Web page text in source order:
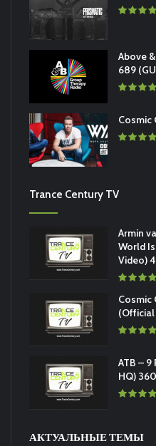
Above
689
Cosmic
Trance Century TV
Armin
World
Video)
Cosmic
ATB –
HQ)
АКТУАЛЬНЫЕ ТЕМЫ